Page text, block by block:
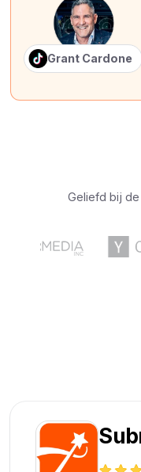
Grant Cardone
Geliefd bij